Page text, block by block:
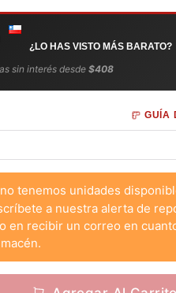
¿LO HAS VISTO MÁS BARATO?
sin interés desde$408
GUÍA
tenemos unidades
a nuestra alerta de
en recibir un correo en